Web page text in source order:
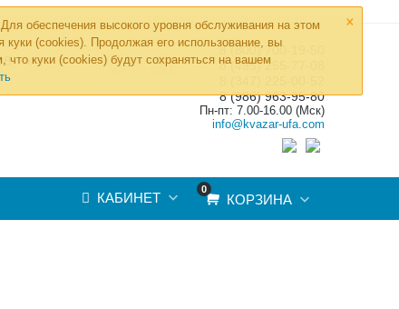
×
Для обеспечения высокого уровня обслуживания на этом
куки (cookies). Продолжая его использование, вы
что куки (cookies) будут сохраняться на вашем
»
8 (800) 700-19-50
8 (495) 255-77-08
8 (986) 963-95-80
Пн-пт: 7.00-16.00 (Мск)
info@kvazar-ufa.com
0
КОРЗИНА
КАБИНЕТ